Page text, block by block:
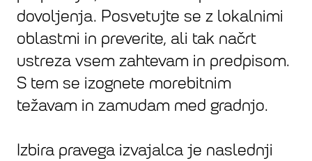
dovoljenja. Posvetujte se z lokalnimi
oblastmi in preverite, ali tak načrt
ustreza vsem zahtevam in predpisom.
S tem se izognete morebitnim
težavam in zamudam med gradnjo.
Izbira pravega izvajalca je naslednji